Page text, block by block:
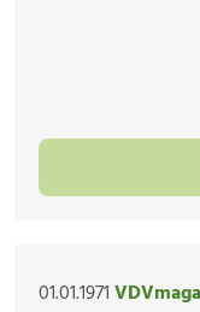
01.01.1971